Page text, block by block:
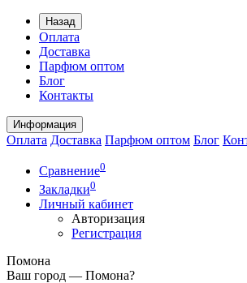
Назад
Оплата
Доставка
Парфюм оптом
Блог
Контакты
Информация
Оплата Доставка Парфюм оптом Блог
Сравнение0
Закладки0
Личный кабинет
Авторизация
Регистрация
Помона
Ваш город — Помона?